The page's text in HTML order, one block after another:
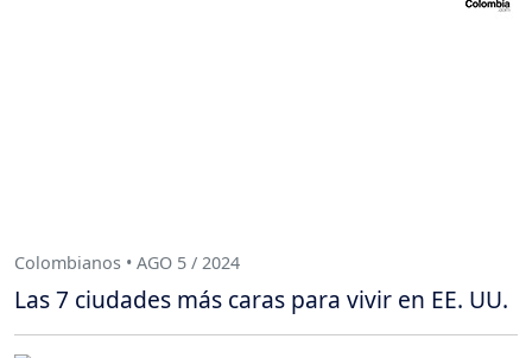
Colombianos • AGO 5 / 2024
Las 7 ciudades más caras para vivir en EE. UU.